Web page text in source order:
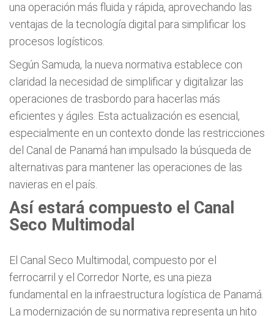
una operación más fluida y rápida, aprovechando las
ventajas de la tecnología digital para simplificar los
procesos logísticos.
Según Samuda, la nueva normativa establece con
claridad la necesidad de simplificar y digitalizar las
operaciones de trasbordo para hacerlas más
eficientes y ágiles. Esta actualización es esencial,
especialmente en un contexto donde las restricciones
del Canal de Panamá han impulsado la búsqueda de
alternativas para mantener las operaciones de las
navieras en el país.
Así estará compuesto el Canal
Seco Multimodal
El Canal Seco Multimodal, compuesto por el
ferrocarril y el Corredor Norte, es una pieza
fundamental en la infraestructura logística de Panamá.
La modernización de su normativa representa un hito